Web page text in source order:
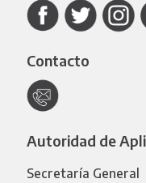
Contacto
Autoridad de
Secretaría General